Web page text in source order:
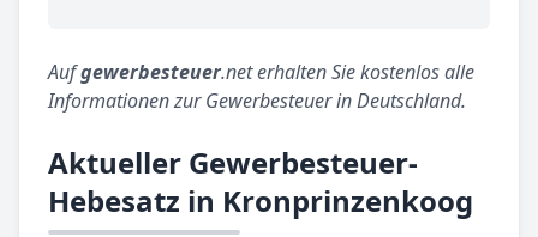
Aufgewerbesteuer.net erhalten Sie kostenlos alle
Informationen zur Gewerbesteuer in Deutschland.
Aktueller Gewerbesteuer-
Hebesatz in Kronprinzenkoog